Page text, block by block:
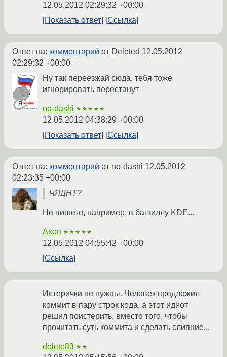
12.05.2012 02:29:32 +00:00
Показать ответ
Ссылка
Ответ на: комментарий от Deleted 12.05.2012
02:29:32 +00:00
Ну так переезжай сюда, тебя тоже
игнорировать перестанут
no-dashi ★★★★★
12.05.2012 04:38:29 +00:00
Показать ответ
Ссылка
Ответ на: комментарий от no-dashi 12.05.2012
02:23:35 +00:00
ЧЯДНТ?
Не пишете, например, в багзиллу KDE...
Axon ★★★★★
12.05.2012 04:55:42 +00:00
Ссылка
Истерички не нужны. Человек предложил
коммит в пару строк кода, а этот идиот
решил поистерить, вместо того, чтобы
прочитать суть коммита и сделать слияние...
delete83 ★★